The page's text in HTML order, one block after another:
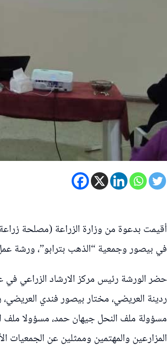
أقيمت بدعوة من وزارة الزراعة (مصلحة زراعة
في بيصور وجمعية “الذهب بترابو”، ورشة
حضر الورشة رئيس مركز الارشاد الزراعي في
ردينة العريضي، مختار بيصور فندي
مسؤولة ملف النحل جيهان حمد، مسؤولا ملف
المزارعين والمهتمين وممثلين عن الجمعيات